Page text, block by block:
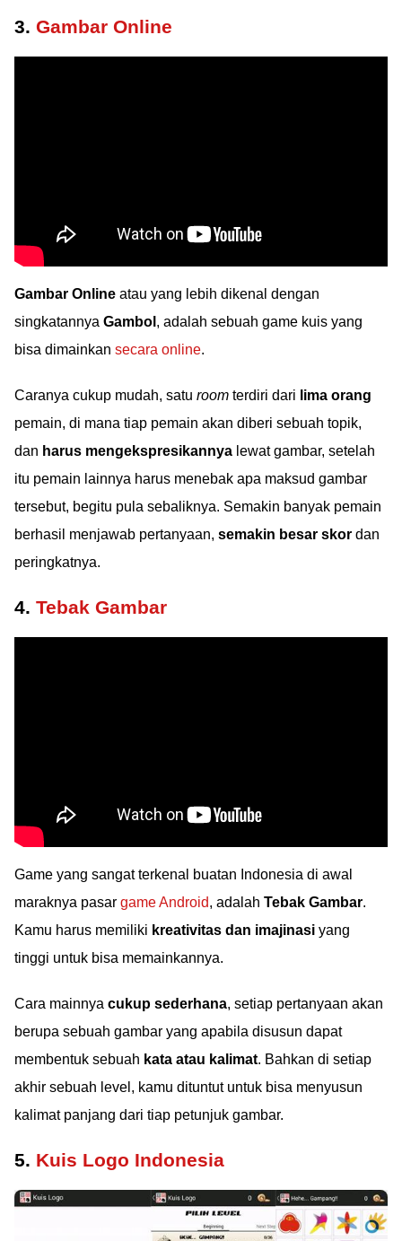
3. Gambar Online
Gambar Online atau yang lebih dikenal dengan
singkatannya Gambol , adalah sebuah game kuis yang
bisa dimainkan secara online.
Caranya cukup mudah, satu room terdiri dari lima orang
pemain, di mana tiap pemain akan diberi sebuah topik,
dan harus mengekspresikannya lewat gambar, setelah
itu pemain lainnya harus menebak apa maksud gambar
tersebut, begitu pula sebaliknya. Semakin banyak pemain
berhasil menjawab pertanyaan, semakin besar skor dan
peringkatnya.
4. Tebak Gambar
Game yang sangat terkenal buatan Indonesia di awal
maraknya pasar game Android, adalah Tebak Gambar.
Kamu harus memiliki kreativitas dan imajinasi yang
tinggi untuk bisa memainkannya.
Cara mainnya cukup sederhana, setiap pertanyaan akan
berupa sebuah gambar yang apabila disusun dapat
membentuk sebuah kata atau kalimat. Bahkan di setiap
akhir sebuah level, kamu dituntut untuk bisa menyusun
kalimat panjang dari tiap petunjuk gambar.
5. Kuis Logo Indonesia